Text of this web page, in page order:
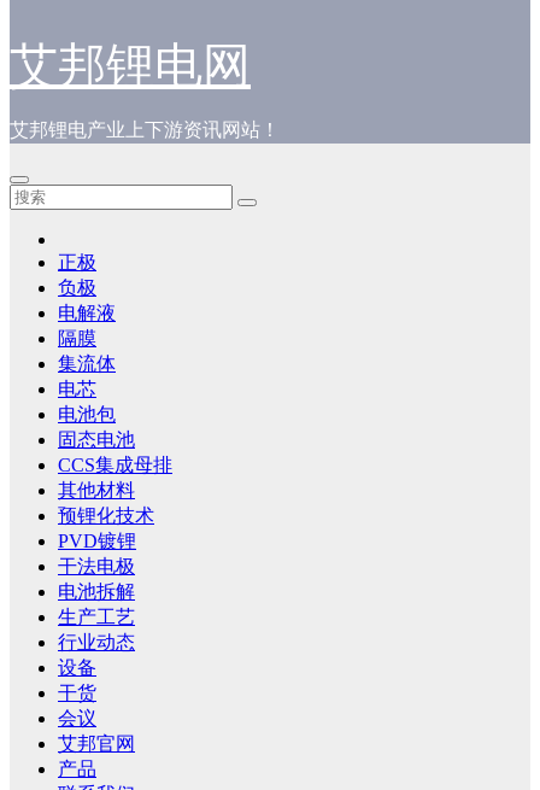
艾邦锂电网
艾邦锂电产业上下游资讯网站！
正极
负极
电解液
隔膜
集流体
电芯
电池包
固态电池
CCS集成母排
其他材料
预锂化技术
PVD镀锂
干法电极
电池拆解
生产工艺
行业动态
设备
干货
会议
艾邦官网
产品